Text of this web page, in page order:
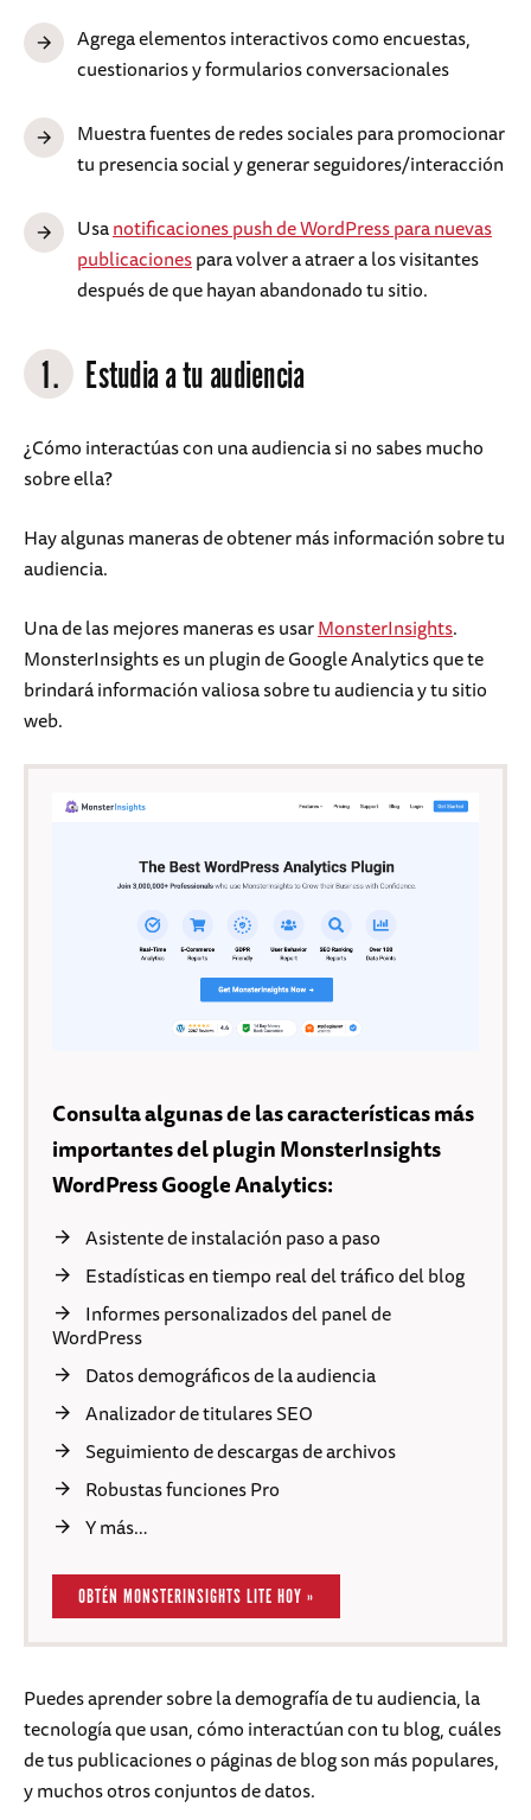
Agrega elementos interactivos como encuestas,
cuestionarios y formularios conversacionales
Muestra fuentes de redes sociales para promocionar
tu presencia social y generar seguidores/interacción
Usanotificaciones push de WordPress para nuevas
publicacionespara volver a atraer a los visitantes
después de que hayan abandonado tu sitio.
1. Estudia a tu audiencia
¿Cómo interactúas con una audiencia si no sabes mucho
sobre ella?
Hay algunas maneras de obtener más información sobre tu
audiencia.
Una de las mejores maneras es usarMonsterInsights.
MonsterInsights es un plugin de Google Analytics que te
brindará información valiosa sobre tu audiencia y tu sitio
web.
Consulta algunas de las características más
importantes del plugin MonsterInsights
WordPress Google Analytics:
Asistente de instalación paso a paso
Estadísticas en tiempo real del tráfico del blog
Informes personalizados del panel de
WordPress
Datos demográficos de la audiencia
Analizador de titulares SEO
Seguimiento de descargas de archivos
Robustas funciones Pro
Y más…
OBTÉN MONSTERINSIGHTS LITE HOY »
Puedes aprender sobre la demografía de tu audiencia, la
tecnología que usan, cómo interactúan con tu blog, cuáles
de tus publicaciones o páginas de blog son más populares,
y muchos otros conjuntos de datos.